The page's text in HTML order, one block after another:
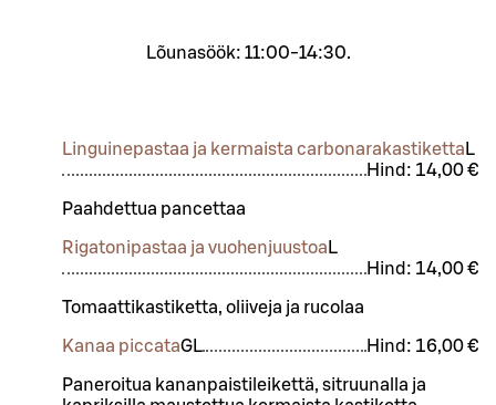
Lõunasöök: 11:00-14:30.
Linguinepastaa ja kermaista carbonarakastiketta L
Hind: 14,00 €
Paahdettua pancettaa
Rigatonipastaa ja vuohenjuustoa L
Hind: 14,00 €
Tomaattikastiketta, oliiveja ja rucolaa
Kanaa piccataGL Hind: 16,00 €
Paneroitua kananpaistileikettä, sitruunalla ja